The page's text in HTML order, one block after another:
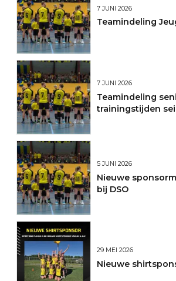
7 JUNI 2026
Teamindeling
7 JUNI 2026
Teamindeling
trainingstijden
5 JUNI 2026
Nieuwe
bij DSO
29 MEI 2026
Nieuwe